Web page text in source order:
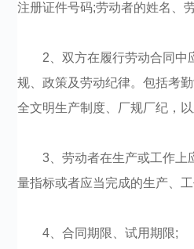
注册证件号码;劳动者的姓名、
2、双方在履行劳动合同中
规、政策及劳动纪律。包括考
全文明生产制度、厂规厂纪，
3、劳动者在生产或工作上
量指标或者应当完成的生产、
4、合同期限、试用期限;